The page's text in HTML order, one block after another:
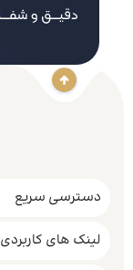
دسترسی سریع
لینک های کاربردی